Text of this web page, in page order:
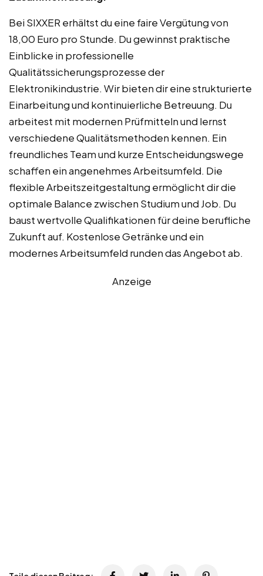
Bei SIXXER erhältst du eine faire Vergütung von
18,00 Euro pro Stunde. Du gewinnst praktische
Einblicke in professionelle
Qualitätssicherungsprozesse der
Elektronikindustrie. Wir bieten dir eine strukturierte
Einarbeitung und kontinuierliche Betreuung. Du
arbeitest mit modernen Prüfmitteln und lernst
verschiedene Qualitätsmethoden kennen. Ein
freundliches Team und kurze Entscheidungswege
schaffen ein angenehmes Arbeitsumfeld. Die
flexible Arbeitszeitgestaltung ermöglicht dir die
optimale Balance zwischen Studium und Job. Du
baust wertvolle Qualifikationen für deine berufliche
Zukunft auf. Kostenlose Getränke und ein
modernes Arbeitsumfeld runden das Angebot ab.
Anzeige